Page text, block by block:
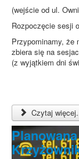
(wejście od ul.
Rozpoczęcie sesji
Przypominamy, że
zbiera się na
(z wyjątkiem dni
Czytaj